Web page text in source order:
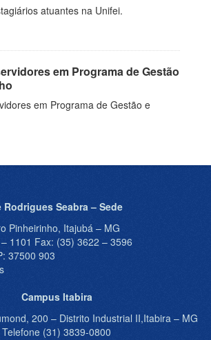
atuantes na Unifei.
em Programa de Gestão
em Programa de Gestão e
Seabra – Sede
Pinheirinho, Itajubá – MG
1101 Fax: (35) 3622 – 3596
37500 903
Campus Itabira
200 – Distrito Industrial II,Itabira – MG
Telefone (31) 3839-0800